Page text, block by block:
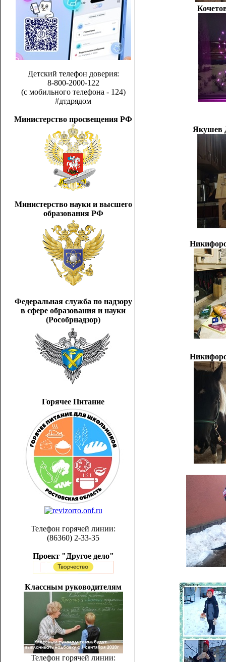
Детский телефон доверия:
8-800-2000-122
(с мобильного телефона - 124)
#дтдрядом
Министерство просвещения РФ
Министерство науки и высшего
образования РФ
Федеральная служба по надзору
в сфере образования и науки
(Рособрнадзор)
Горячее Питание
Телефон горячей линии:
(86360) 2-33-35
Проект "Другое дело"
Классным руководителям
Телефон горячей линии:
Якушев